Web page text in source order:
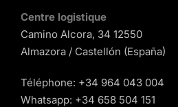
Centre logistique
Camino Alcora, 34 12550
Almazora / Castellón (España)
Téléphone: +34 964 043 004
Whatsapp: +34 658 504 151